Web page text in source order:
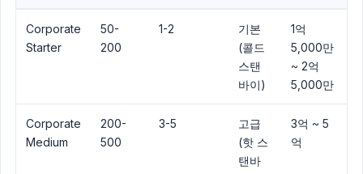
Corporate
Starter
50-
200
1-2
기본
(콜드
스탠
바이)
1억
5,000만
~ 2억
5,000만
Corporate
Medium
200-
500
3-5
고급
(핫 스
탠바
3억 ~ 5
억